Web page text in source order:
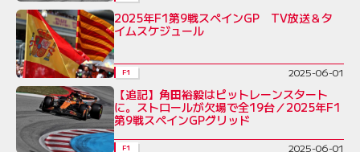
2025年F1第9戦スペインGP TV放送＆タ
イムスケジュール
F1 2025-06-01
【追記】角田裕毅はピットレーンスタート
に。ストロールが欠場で全19台／2025年F1
第9戦スペインGPグリッド
F1 2025-06-01